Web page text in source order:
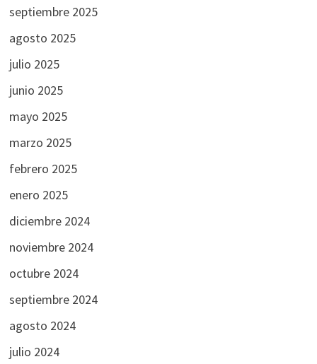
septiembre 2025
agosto 2025
julio 2025
junio 2025
mayo 2025
marzo 2025
febrero 2025
enero 2025
diciembre 2024
noviembre 2024
octubre 2024
septiembre 2024
agosto 2024
julio 2024